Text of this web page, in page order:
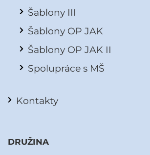
Šablony III
Šablony OP JAK
Šablony OP JAK II
Spolupráce s MŠ
Kontakty
DRUŽINA